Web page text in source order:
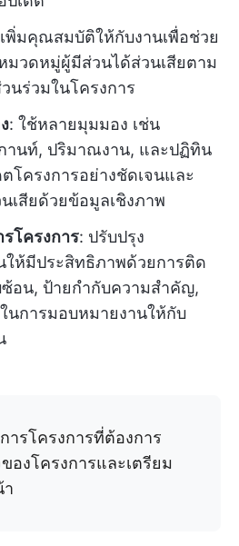
พิ่มคุณสมบัติให้กับงานเพื่อช่วย
มวดหมู่ผู้มีส่วนได้ส่วนเสียตาม
นร่วมในโครงการ
: ใช้หลายมุมมอง เช่น
านท์, ปริมาณงาน, และปฏิทิน
โครงการอย่างชัดเจนและ
เสียด้วยข้อมูลเชิงภาพ
โครงการ: ปรับปรุง
ให้มีประสิทธิภาพด้วยการติด
อน, ป้ายกำกับความสำคัญ,
นการมอบหมายงานให้กับ
ารโครงการที่ต้องการ
องโครงการและเตรียม